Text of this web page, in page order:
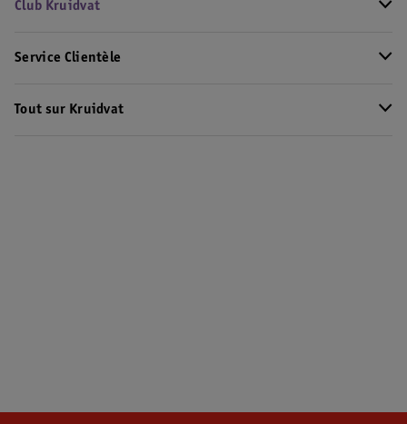
Club Kruidvat
Service Clientèle
Tout sur Kruidvat